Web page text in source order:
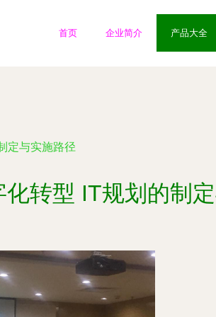
首页 企业简介 产品大全
定与实施路径
转型 IT规划的制